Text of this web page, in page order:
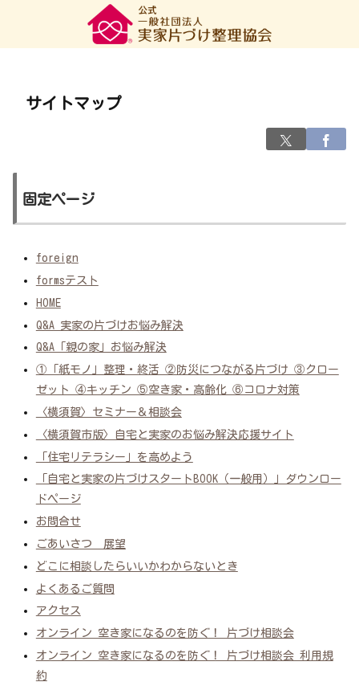
サイトマップ
固定ページ
foreign
formsテスト
HOME
Q&A 実家の片づけお悩み解決
Q&A「親の家」お悩み解決
①「紙モノ」整理・終活 ②防災につながる片づけ ③クロー
ゼット ④キッチン ⑤空き家・高齢化 ⑥コロナ対策
〈横須賀〉セミナー＆相談会
〈横須賀市版〉自宅と実家のお悩み解決応援サイト
「住宅リテラシー」を高めよう
「自宅と実家の片づけスタートBOOK（一般用）」ダウンロー
ドページ
お問合せ
ごあいさつ 展望
どこに相談したらいいかわからないとき
よくあるご質問
アクセス
オンライン 空き家になるのを防ぐ！ 片づけ相談会
オンライン 空き家になるのを防ぐ！ 片づけ相談会 利用規
約